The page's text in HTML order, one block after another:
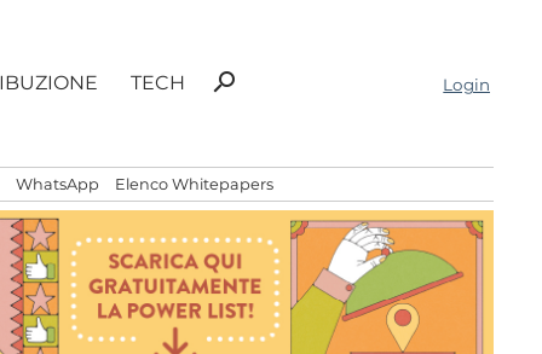
TECH
Ricerca
search Login
WhatsApp Elenco Whitepapers